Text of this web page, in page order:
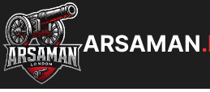
ARSAMAN